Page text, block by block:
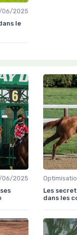
06/2025
le
06/2025
Les
dans les